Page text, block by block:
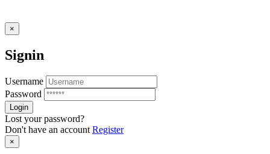
×
Signin
Username
Password
Lost your password?
Don't have an account Register
×